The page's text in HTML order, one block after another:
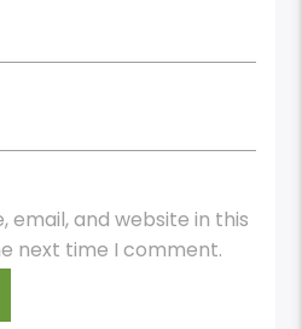
email, and website in this
next time I comment.